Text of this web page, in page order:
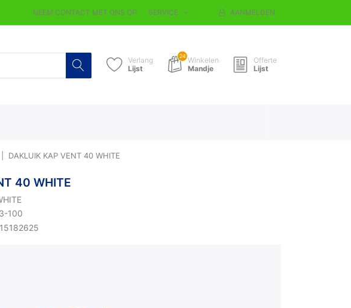
NEEM CONTACT MET ONS OP SERVICE AANMELDEN
Verlang
Lijst
24 Winkelen
Mandje
Offerte
Lijst
DAKLUIK KAP VENT 40 WHITE
40 WHITE
100